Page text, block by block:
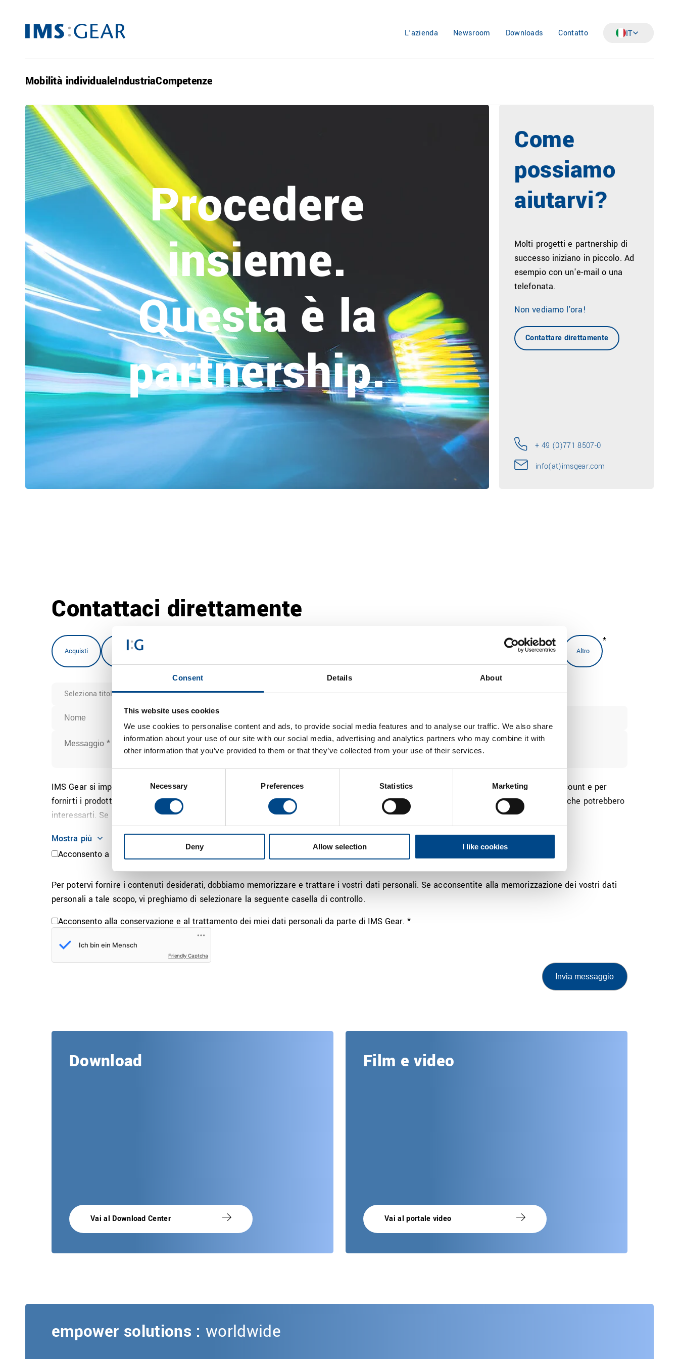
Consent Details About
This website uses cookies
We use cookies to personalise content and ads, to provide social media features and to analyse our traffic. We also share
information about your use of our site with our social media, advertising and analytics partners who may combine it with
other information that you’ve provided to them or that they’ve collected from your use of their services.
Selection
Necessary Preferences Statistics Marketing
Deny Allow selection I like cookies
L'azienda Newsroom Downloads Contatto IT
Mobilità individualeIndustriaCompetenze
Procedere
insieme.
Questa è la
partnership.
Come
possiamo
aiutarvi?
Molti progetti e partnership di
successo iniziano in piccolo. Ad
esempio con un'e-mail o una
telefonata.
Non vediamo l'ora!
Contattare direttamente
+ 49 (0)771 8507-0
info(at)imsgear.com
Contattaci direttamente
Acquisti Conformita Stampa Altro
*
Seleziona titolo
IMS Gear si impegna a proteggere e rispettare la tua privacy. Utilizziamo i tuoi dati personali esclusivamente per la gestione del tuo account e per
fornirti i prodotti e i servizi da te richiesti. Di tanto in tanto desideriamo informarti sui nostri prodotti e servizi, nonché su altri contenuti che potrebbero
interessarti. Se acconsenti a essere contattato a questo scopo, ti preghiamo di indicare qui di seguito come desideri essere contattato:
Mostra più
Acconsento a ricevere altre comunicazioni da IMS Gear.
Per potervi fornire i contenuti desiderati, dobbiamo memorizzare e trattare i vostri dati personali. Se acconsentite alla memorizzazione dei vostri dati
personali a tale scopo, vi preghiamo di selezionare la seguente casella di controllo.
Acconsento alla conservazione e al trattamento dei miei dati personali da parte di IMS Gear. *
Friendly Captcha
Invia messaggio
Download
Vai al Download Center
Film e video
Vai al portale video
empower solutions : worldwide